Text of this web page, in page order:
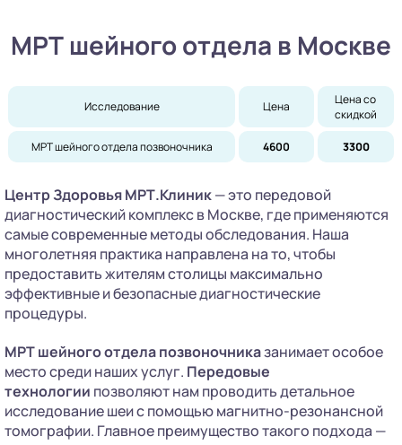
МРТ шейного отдела в Москве
Исследование Цена
Цена со
скидкой
МРТ шейного отдела позвоночника 4600 3300
Центр Здоровья МРТ.Клиник— это передовой
диагностический комплекс в Москве, где применяются
самые современные методы обследования. Наша
многолетняя практика направлена на то, чтобы
предоставить жителям столицы максимально
эффективные и безопасные диагностические
процедуры.
МРТ шейного отдела позвоночниказанимает особое
место среди наших услуг. Передовые
технологии позволяют нам проводить детальное
исследование шеи с помощью магнитно-резонансной
томографии. Главное преимущество такого подхода —